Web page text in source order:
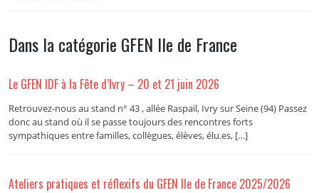
Dans la catégorie GFEN Ile de France
Le GFEN IDF à la Fête d’Ivry – 20 et 21 juin 2026
Retrouvez-nous au stand n° 43 , allée Raspail, Ivry sur Seine (94) Passez
donc au stand où il se passe toujours des rencontres forts
sympathiques entre familles, collègues, élèves, élu.es, […]
Ateliers pratiques et réflexifs du GFEN Ile de France 2025/2026